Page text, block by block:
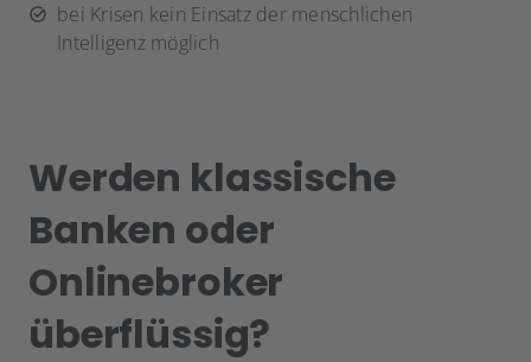
bei Krisen kein Einsatz der menschlichen
Intelligenz möglich
Werden klassische
Banken oder
Onlinebroker
überflüssig?